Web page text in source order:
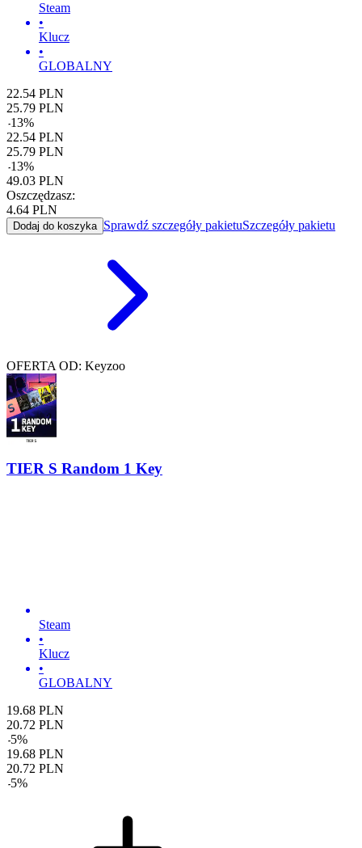
Steam
•
Klucz
•
GLOBALNY
22.54 PLN
25.79 PLN
-13%
22.54 PLN
25.79 PLN
-13%
49.03 PLN
Oszczędzasz:
4.64 PLN
Dodaj do koszyka Sprawdź szczegóły pakietuSzczegóły pakietu
OFERTA OD: Keyzoo
TIER S Random 1 Key
Steam
•
Klucz
•
GLOBALNY
19.68 PLN
20.72 PLN
-5%
19.68 PLN
20.72 PLN
-5%